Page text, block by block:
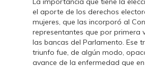
el aporte de los derechos
mujeres, que las incorporó al
representantes que por primera
las bancas del Parlamento. Ese
triunfo fue, de algún modo,
avance de la enfermedad que